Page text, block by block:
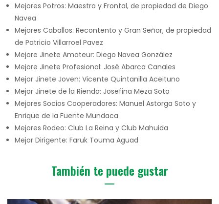
Mejores Potros: Maestro y Frontal, de propiedad de Diego
Navea
Mejores Caballos: Recontento y Gran Señor, de propiedad
de Patricio Villarroel Pavez
Mejore Jinete Amateur: Diego Navea González
Mejore Jinete Profesional: José Abarca Canales
Mejor Jinete Joven: Vicente Quintanilla Aceituno
Mejor Jinete de la Rienda: Josefina Meza Soto
Mejores Socios Cooperadores: Manuel Astorga Soto y
Enrique de la Fuente Mundaca
Mejores Rodeo: Club La Reina y Club Mahuida
Mejor Dirigente: Faruk Touma Aguad
También te puede gustar